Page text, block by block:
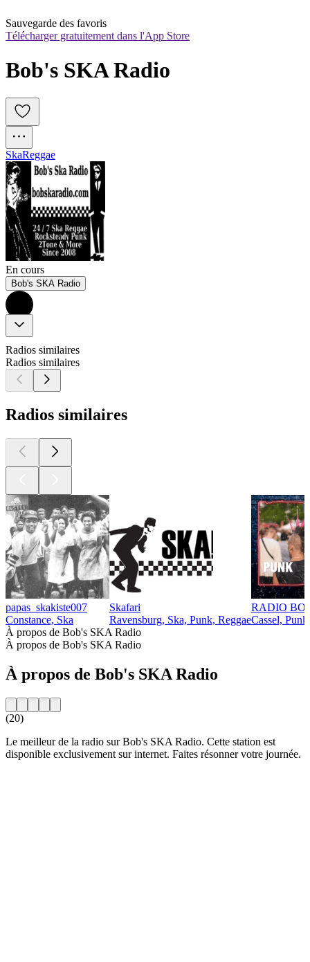
Sauvegarde des favoris
Télécharger gratuitement dans l'App Store
SkaReggae
En cours
Bob's SKA Radio
Radios similaires
Radios similaires
Radios similaires
papas_skakiste007
Constance, Ska
Skafari
Ravensburg, Ska, Punk, Reggae
RADIO
Cassel, Punk
À propos de Bob's SKA Radio
À propos de Bob's SKA Radio
À propos de Bob's SKA Radio
(20)
Le meilleur de la radio sur Bob's SKA Radio. Cette station est
disponible exclusivement sur internet. Faites résonner votre journée.